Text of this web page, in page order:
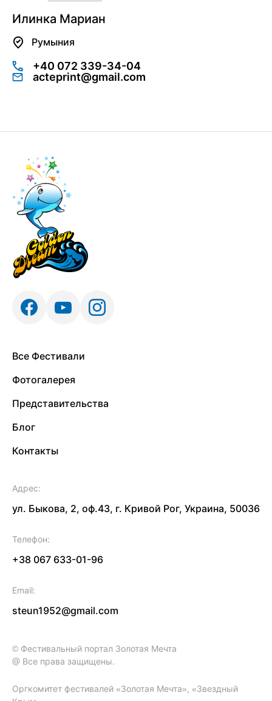
Илинка Мариан
Румыния
+40 072 339-34-04
acteprint@gmail.com
Все Фестивали
Фотогалерея
Представительства
Блог
Контакты
Адрес:
ул. Быкова, 2, оф.43, г. Кривой Рог, Украина, 50036
Телефон:
+38 067 633-01-96
Email:
steun1952@gmail.com
© Фестивальный портал Золотая Мечта
@ Все права защищены.
Оргкомитет фестивалей «Золотая Мечта», «Звездный